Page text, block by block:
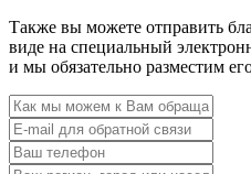
Также вы можете отправить
виде на специальный
и мы обязательно разместим